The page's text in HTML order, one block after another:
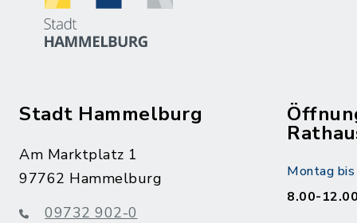
Stadt Hammelburg
Am Marktplatz 1
97762 Hammelburg
09732 902-0
Montag
8.00-